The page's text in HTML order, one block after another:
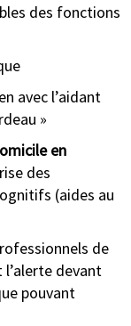
des fonctions
avec l’aidant
»
en
des
(aides au
de
devant
pouvant